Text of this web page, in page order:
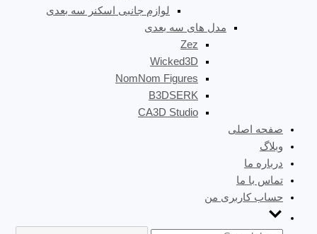
لوازم جانبی اسکنر سه بعدی
مدل های سه بعدی
Zez
Wicked3D
NomNom Figures
B3DSERK
CA3D Studio
صفحه اصلی
وبلاگ
درباره ما
تماس با ما
حساب کاربری من